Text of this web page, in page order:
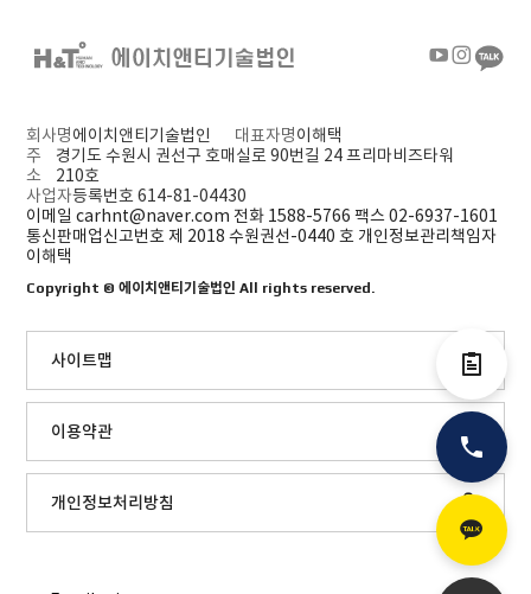
회사명에이치앤티기술법인 대표자명이해택
주
소
경기도 수원시 권선구 호매실로 90번길 24 프리마비즈타워
210호
사업자등록번호 614-81-04430
이메일 carhnt@naver.com 전화 1588-5766 팩스 02-6937-1601
통신판매업신고번호 제 2018 수원권선-0440 호 개인정보관리책임자
이해택
Copyright ©에이치앤티기술법인 All rights reserved.
사이트맵
이용약관
개인정보처리방침
카카오톡